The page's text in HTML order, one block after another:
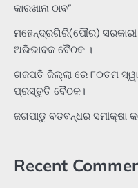
କାରଖାନା ଠାବ”
ମହେନ୍ଦ୍ରଗିରି(ପୌର)
ଅଭିଭାବକ ବୈଠକ ।
ଗଜପତି ଜିଲ୍ଲା ରେ ୮୦ତମ
ପ୍ରସ୍ତୁତି ବୈଠକ।
ଜଗପାଡୁ ବଡବନ୍ଧର ସମୀକ୍ଷା
Recent